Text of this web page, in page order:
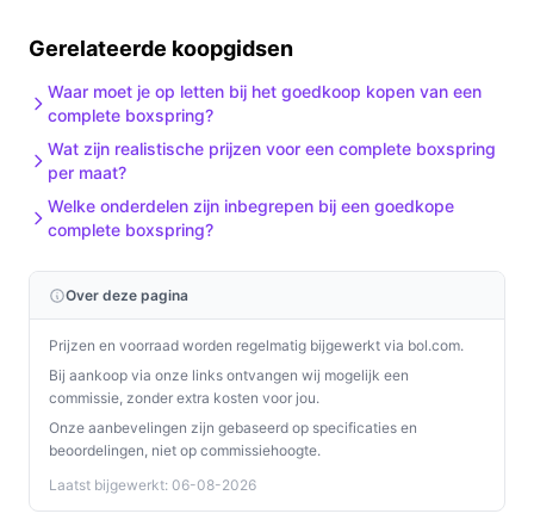
Gerelateerde koopgidsen
Waar moet je op letten bij het goedkoop kopen van een
complete boxspring?
Wat zijn realistische prijzen voor een complete boxspring
per maat?
Welke onderdelen zijn inbegrepen bij een goedkope
complete boxspring?
Over deze pagina
Prijzen en voorraad worden regelmatig bijgewerkt via bol.com.
Bij aankoop via onze links ontvangen wij mogelijk een
commissie, zonder extra kosten voor jou.
Onze aanbevelingen zijn gebaseerd op specificaties en
beoordelingen, niet op commissiehoogte.
Laatst bijgewerkt: 06-08-2026